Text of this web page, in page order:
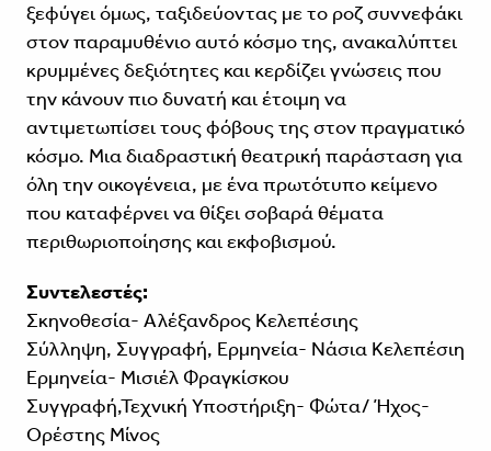
ξεφύγει όμως, ταξιδεύοντας με το ροζ συννεφάκι
στον παραμυθένιο αυτό κόσμο της, ανακαλύπτει
κρυμμένες δεξιότητες και κερδίζει γνώσεις που
την κάνουν πιο δυνατή και έτοιμη να
αντιμετωπίσει τους φόβους της στον πραγματικό
κόσμο. Μια διαδραστική θεατρική παράσταση για
όλη την οικογένεια, με ένα πρωτότυπο κείμενο
που καταφέρνει να θίξει σοβαρά θέματα
περιθωριοποίησης και εκφοβισμού.
Συντελεστές:
Σκηνοθεσία- Αλέξανδρος Κελεπέσιης
Σύλληψη, Συγγραφή, Ερμηνεία- Νάσια Κελεπέσιη
Ερμηνεία- Μισιέλ Φραγκίσκου
Συγγραφή,Τεχνική Υποστήριξη- Φώτα/ Ήχος-
Ορέστης Μίνος